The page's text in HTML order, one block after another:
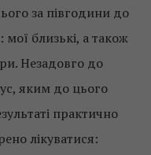
за півгодини до
мої близькі, а також
Незадовго до
яким до цього
практично
лікуватися: